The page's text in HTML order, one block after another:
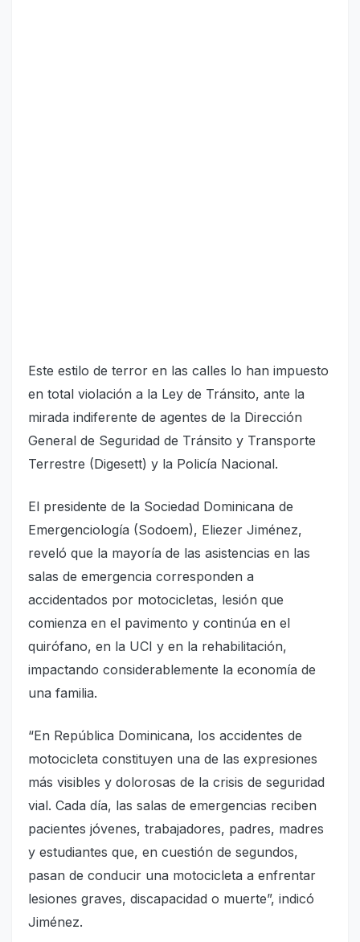
Este estilo de terror en las calles lo han impuesto
en total violación a la Ley de Tránsito, ante la
mirada indiferente de agentes de la Dirección
General de Seguridad de Tránsito y Transporte
Terrestre (Digesett) y la Policía Nacional.
El presidente de la Sociedad Dominicana de
Emergenciología (Sodoem), Eliezer Jiménez,
reveló que la mayoría de las asistencias en las
salas de emergencia corresponden a
accidentados por motocicletas, lesión que
comienza en el pavimento y continúa en el
quirófano, en la UCI y en la rehabilitación,
impactando considerablemente la economía de
una familia.
“En República Dominicana, los accidentes de
motocicleta constituyen una de las expresiones
más visibles y dolorosas de la crisis de seguridad
vial. Cada día, las salas de emergencias reciben
pacientes jóvenes, trabajadores, padres, madres
y estudiantes que, en cuestión de segundos,
pasan de conducir una motocicleta a enfrentar
lesiones graves, discapacidad o muerte”, indicó
Jiménez.